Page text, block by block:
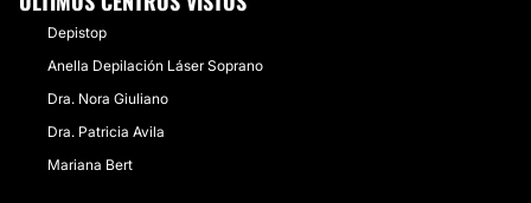
Depistop
Anella Depilación Láser Soprano
Dra. Nora Giuliano
Dra. Patricia Avila
Mariana Bert